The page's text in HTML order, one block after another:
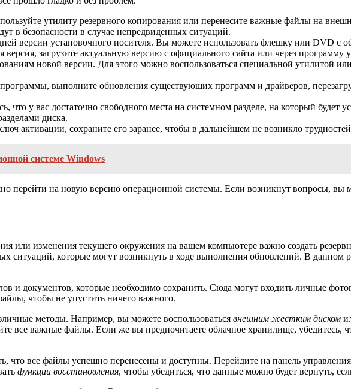
утилиту резервного копирования или перенесите важные файлы на
в безопасности в случае непредвиденных ситуаций.
версии установочного носителя. Вы можете использовать флешку или DVD с
версия, загрузите актуальную версию с официального сайта или через программу
новой версии. Для этого можно воспользоваться специальной утилитой
выполните обновления существующих программ и драйверов,
что у вас достаточно свободного места на системном разделе, на который будет
диска.
активации, сохраните его заранее, чтобы в дальнейшем не возникло
системе Windows
перейти на новую версию операционной системы. Если возникнут вопросы, вы
или изменения текущего окружения на вашем компьютере важно создать
ситуаций, которые могут возникнуть в ходе выполнения обновлений. В данном
и документов, которые необходимо сохранить. Сюда могут входить личные
чтобы не упустить ничего важного.
методы. Например, вы можете воспользоваться внешним жестким диском
все важные файлы. Если же вы предпочитаете облачное хранилище, убедитесь,
что все файлы успешно перенесены и доступны. Перейдите на панель
функции восстановления, чтобы убедиться, что данные можно будет вернуть,